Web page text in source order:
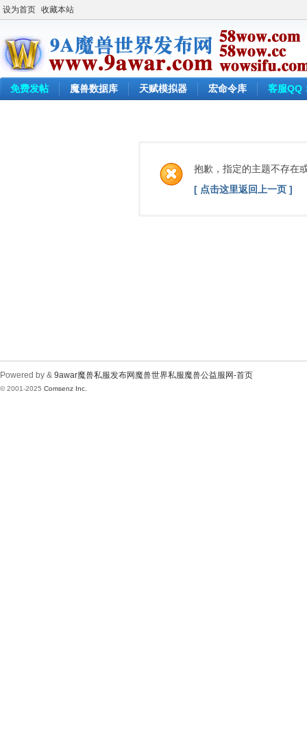
设为首页 收藏本站
免费发帖 魔兽数据库 天赋模拟器 宏命令库 客服QQ
抱歉，指定的主题不存在
[ 点击这里返回上一页 ]
Powered by & 9awar魔兽私服发布网魔兽世界私服魔兽公益服网-首页
© 2001-2025 Comsenz Inc.